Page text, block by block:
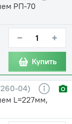
РП-70
− +
Купить
04)
L=227мм,